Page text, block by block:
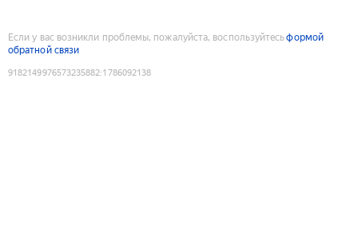
Если у вас возникли проблемы, пожалуйста, воспользуйтесьформой
обратной связи
9182149976573235882:1786092138